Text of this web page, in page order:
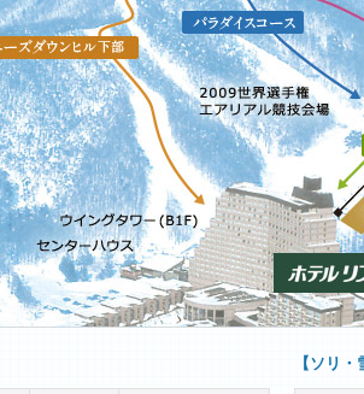
【ソリ